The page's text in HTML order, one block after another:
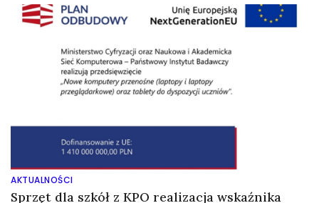
AKTUALNOŚCI
Sprzęt dla szkół z KPO realizacja wskaźnika